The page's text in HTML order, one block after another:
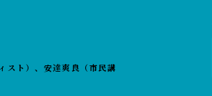
スト）、安達爽良（市民講